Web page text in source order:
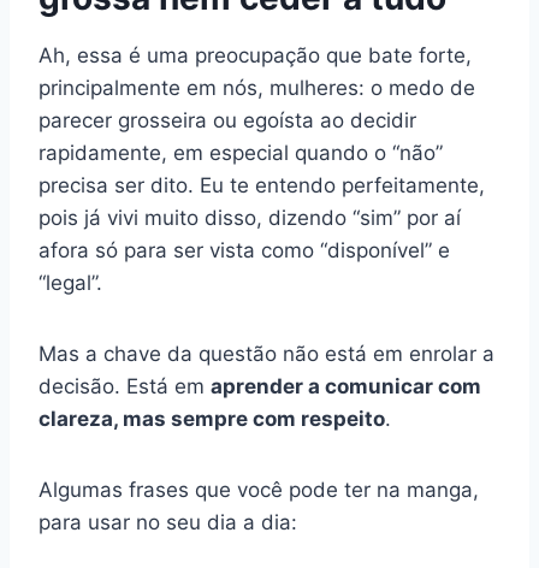
Ah, essa é uma preocupação que bate forte,
principalmente em nós, mulheres: o medo de
parecer grosseira ou egoísta ao decidir
rapidamente, em especial quando o “não”
precisa ser dito. Eu te entendo perfeitamente,
pois já vivi muito disso, dizendo “sim” por aí
afora só para ser vista como “disponível” e
“legal”.
Mas a chave da questão não está em enrolar a
decisão. Está em aprender a comunicar com
clareza, mas sempre com respeito.
Algumas frases que você pode ter na manga,
para usar no seu dia a dia: